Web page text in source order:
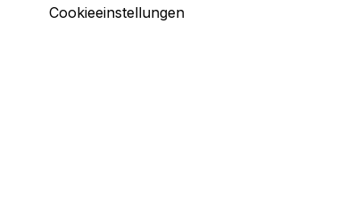
Cookieeinstellungen